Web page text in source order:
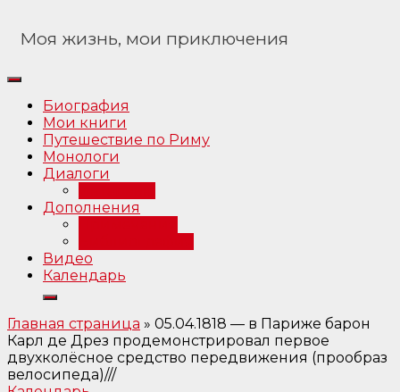
Моя жизнь, мои приключения
Биография
Мои книги
Путешествие по Риму
Монологи
Диалоги
Дополнения
Видео
Календарь
Главная страница » 05.04.1818 — в Париже барон
Карл де Дрез продемонстрировал первое
двухколёсное средство передвижения (прообраз
велосипеда)///